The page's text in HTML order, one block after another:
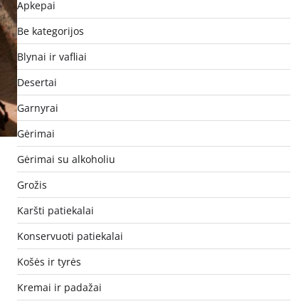
Apkepai
Be kategorijos
Blynai ir vafliai
Desertai
Garnyrai
Gėrimai
Gėrimai su alkoholiu
Grožis
Karšti patiekalai
Konservuoti patiekalai
Košės ir tyrės
Kremai ir padažai